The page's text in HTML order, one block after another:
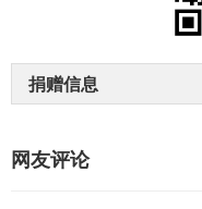
捐赠信息
网友评论